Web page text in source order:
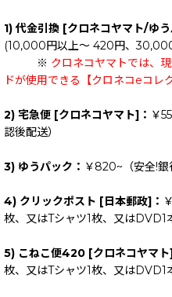
1) 代金引換 [クロネコヤマト/ゆう
(10,000円以上～ 420円、
※ クロネコヤマトでは、
ドが使用できる【クロネコeコレ
2) 宅急便 [クロネコヤマト]： ￥
認後配送）
3) ゆうパック： ￥820~（安全!銀
4) クリックポスト [日本郵政]：
枚、又はTシャツ1枚、又はDVD1
5) こねこ便420 [クロネコヤマト]
枚、又はTシャツ1枚、又はDVD1